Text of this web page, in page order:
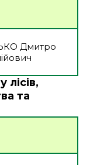
Дмитро
лісів,
та